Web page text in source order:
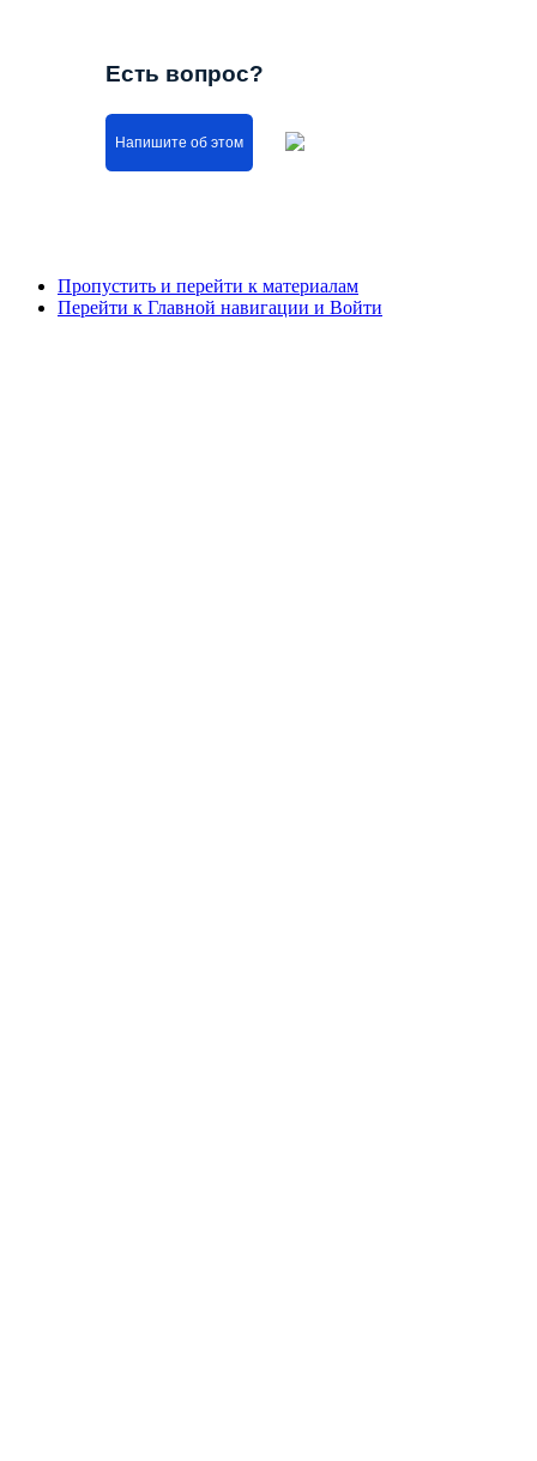
Есть вопрос?
Напишите об этом
Пропустить и перейти к материалам
Перейти к Главной навигации и Войти